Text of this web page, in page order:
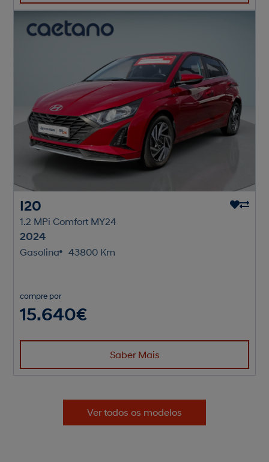
I20
1.2 MPi Comfort MY24
2024
Gasolina 43800 Km
compre por
15.640€
Saber Mais
Ver todos os modelos